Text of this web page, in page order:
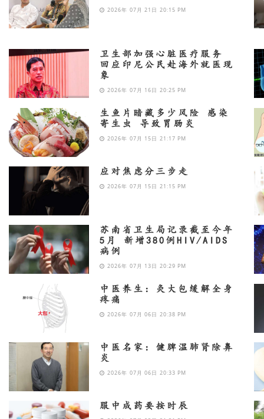
2026年 07月 21日 20:15 PM
卫生部加强心脏医疗服务
回应印尼公民赴海外就医现
象
2026年 07月 16日 20:25 PM
生鱼片暗藏多少风险 感染
寄生虫 导致胃肠炎
2026年 07月 15日 21:17 PM
应对焦虑分三步走
2026年 07月 15日 21:15 PM
苏南省卫生局记录截至今年
5月 新增380例HIV/AIDS
病例
2026年 07月 13日 20:29 PM
中医养生：灸大包缓解全身
疼痛
2026年 07月 06日 20:38 PM
中医名家：健脾温肺肾除鼻
炎
2026年 07月 06日 20:33 PM
服中成药要按时辰